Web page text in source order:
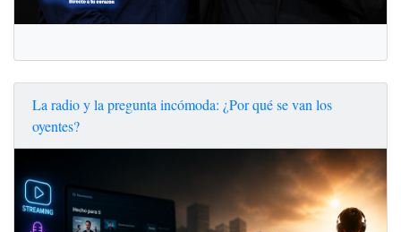
La radio y la pregunta incómoda: ¿Por qué se van los
oyentes?